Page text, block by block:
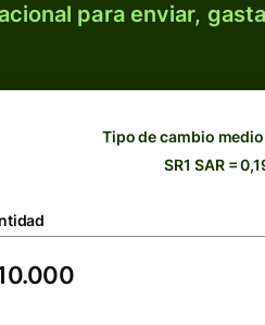
para enviar,
Tipo de cambio
SR1 SAR =